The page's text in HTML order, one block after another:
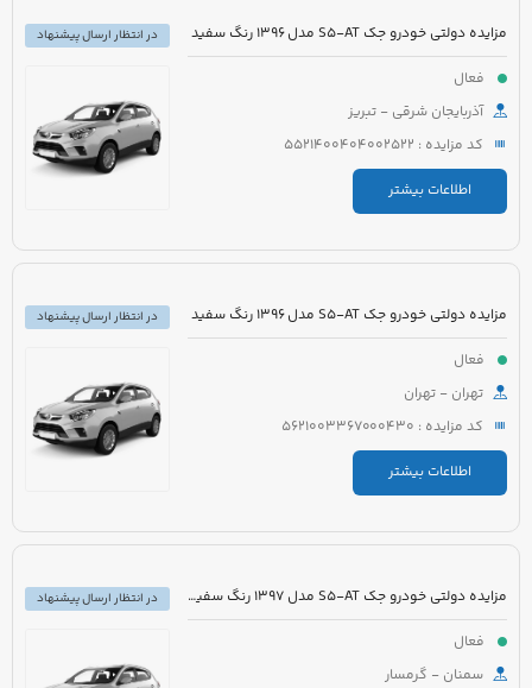
مزایده دولتی خودرو جک S5-AT مدل 1396 رنگ سفید
فعال
آذربایجان شرقی - تبریز
کد مزایده : 5521400404002522
اطلاعات بیشتر
در انتظار ارسال پیشنهاد
مزایده دولتی خودرو جک S5-AT مدل 1396 رنگ سفید
فعال
تهران - تهران
کد مزایده : 5621003367000430
اطلاعات بیشتر
در انتظار ارسال پیشنهاد
مزایده دولتی خودرو جک S5-AT مدل 1397 رنگ سفید روغنی
فعال
سمنان - گرمسار
در انتظار ارسال پیشنهاد